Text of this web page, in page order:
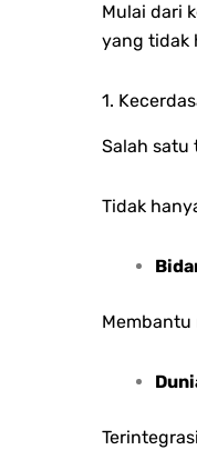
Mulai dari
yang tidak
1.
Salah satu
Tidak
Membantu